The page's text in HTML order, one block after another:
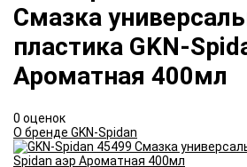
Смазка
пластика GKN-
Ароматная 400мл
0 оценок
О бренде GKN-Spidan